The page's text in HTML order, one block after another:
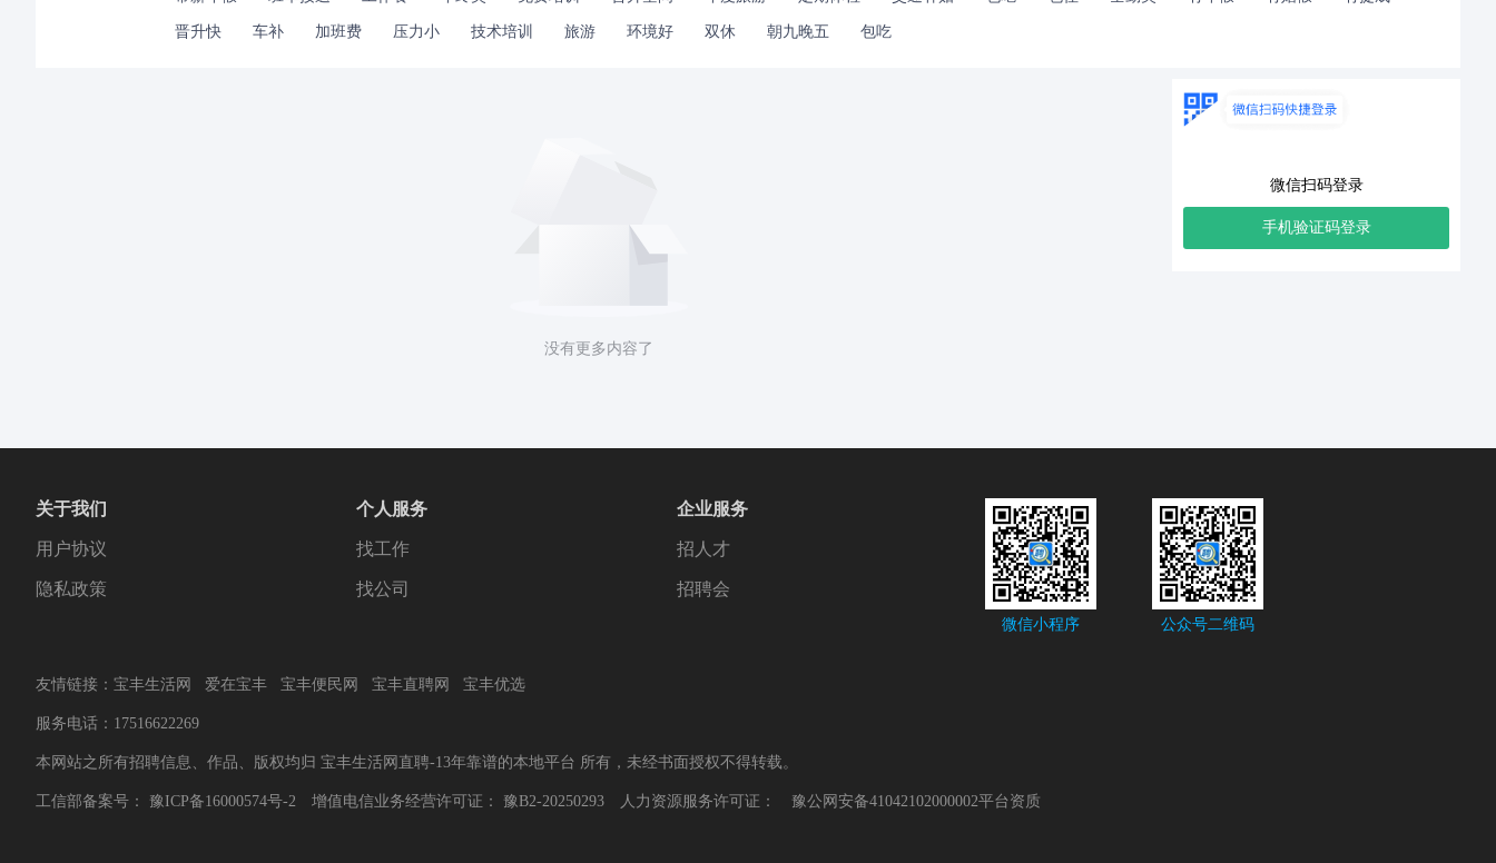
晋升快 车补 加班费 压力小 技术培训 旅游 环境好 双休 朝九晚五 包吃
没有更多内容了
微信扫码登录
手机验证码登录
关于我们
用户协议
隐私政策
个人服务
找工作
找公司
企业服务
招人才
招聘会
微信小程序 公众号二维码
友情链接： 宝丰生活网 爱在宝丰 宝丰便民网 宝丰直聘网 宝丰优选
服务电话：17516622269
本网站之所有招聘信息、作品、版权均归 宝丰生活网直聘-13年靠谱的本地平台 所有，未经书面授权不得转载。
工信部备案号： 豫ICP备16000574号-2 增值电信业务经营许可证： 豫B2-20250293 人力资源服务许可证： 豫公网安备41042102000002平台资质